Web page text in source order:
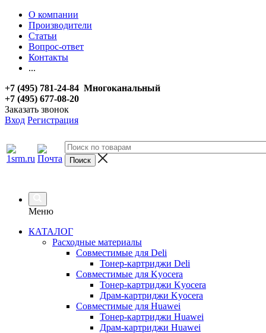
О компании
Производители
Статьи
Вопрос-ответ
Контакты
...
+7 (495) 781-24-84 Многоканальный
+7 (495) 677-08-20
Заказать звонок
Вход Регистрация
Меню
КАТАЛОГ
Расходные материалы
Совместимые для Deli
Тонер-картриджи Deli
Совместимые для Kyocera
Тонер-картриджи Kyocera
Драм-картриджи Kyocera
Совместимые для Huawei
Тонер-картриджи Huawei
Драм-картриджи Huawei